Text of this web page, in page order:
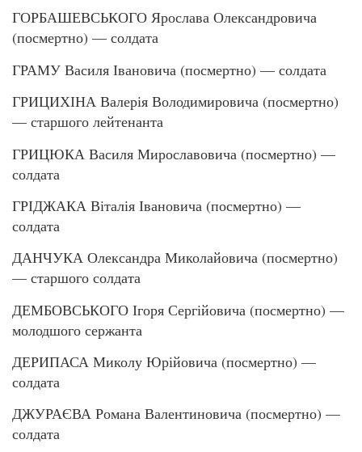
ГОРБАШЕВСЬКОГО Ярослава Олександровича
(посмертно) — солдата
ГРАМУ Василя Івановича (посмертно) — солдата
ГРИЦИХІНА Валерія Володимировича (посмертно)
— старшого лейтенанта
ГРИЦЮКА Василя Мирославовича (посмертно) —
солдата
ГРІДЖАКА Віталія Івановича (посмертно) —
солдата
ДАНЧУКА Олександра Миколайовича (посмертно)
— старшого солдата
ДЕМБОВСЬКОГО Ігоря Сергійовича (посмертно) —
молодшого сержанта
ДЕРИПАСА Миколу Юрійовича (посмертно) —
солдата
ДЖУРАЄВА Романа Валентиновича (посмертно) —
солдата